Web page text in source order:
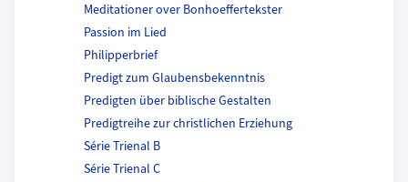
Meditationer over Bonhoeffertekster
Passion im Lied
Philipperbrief
Predigt zum Glaubensbekenntnis
Predigten über biblische Gestalten
Predigtreihe zur christlichen Erziehung
Série Trienal B
Série Trienal C